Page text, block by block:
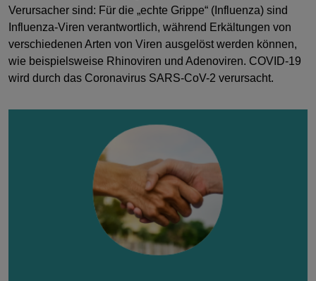
Verursacher sind: Für die „echte Grippe“ (Influenza) sind
Influenza-Viren verantwortlich, während Erkältungen von
verschiedenen Arten von Viren ausgelöst werden können,
wie beispielsweise Rhinoviren und Adenoviren. COVID-19
wird durch das Coronavirus SARS-CoV-2 verursacht.